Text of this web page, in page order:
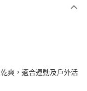
爽，適合運動及戶外活